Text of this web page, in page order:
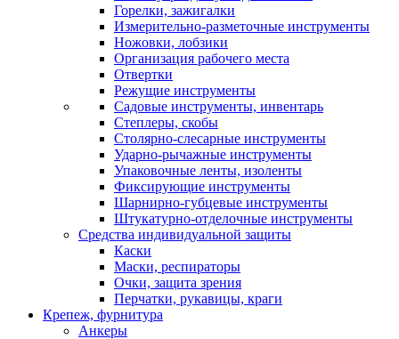
Горелки, зажигалки
Измерительно-разметочные инструменты
Ножовки, лобзики
Организация рабочего места
Отвертки
Режущие инструменты
Садовые инструменты, инвентарь
Степлеры, скобы
Столярно-слесарные инструменты
Ударно-рычажные инструменты
Упаковочные ленты, изоленты
Фиксирующие инструменты
Шарнирно-губцевые инструменты
Штукатурно-отделочные инструменты
Средства индивидуальной защиты
Каски
Маски, респираторы
Очки, защита зрения
Перчатки, рукавицы, краги
Крепеж, фурнитура
Анкеры